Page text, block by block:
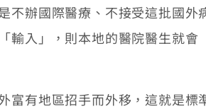
不辦國際醫療、不接受這批國
輸入」，則本地的醫院醫生就
有地區招手而外移，這就是標